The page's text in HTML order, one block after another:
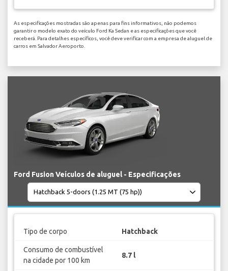
As especificações mostradas são apenas para fins informativos, não podemos
garantir o modelo exato do veículo Ford Ka Sedan e as especificações que você
receberá. Para detalhes específicos, você deve verificar com a empresa de aluguel de
carros em Salvador Aeroporto.
Ford Fusion Veículos de aluguel - Especificações
Tipo de corpo Hatchback
Consumo de combustível
na cidade por 100 km
8.7 l